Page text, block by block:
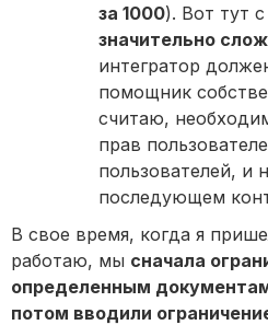
за 1000). Вот тут
значительно
интегратор
помощник
считаю,
прав
пользователей, и
последующем
В свое время, когда я
работаю, мы сначала
определенным
потом вводили